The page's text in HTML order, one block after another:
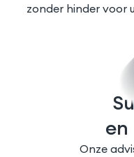
zonder hinder voor
en
Onze